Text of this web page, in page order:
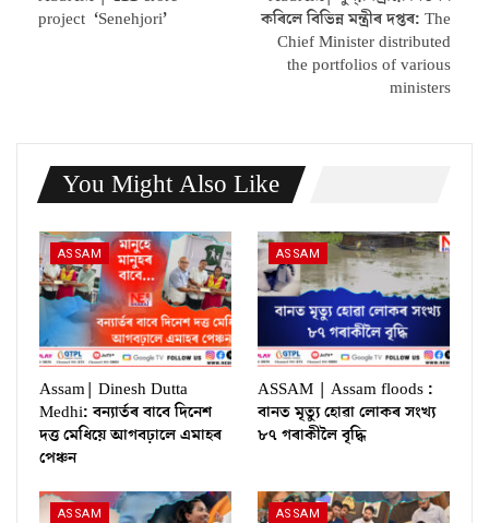
project ‘Senehjori’
কৰিলে বিভিন্ন মন্ত্ৰীৰ দপ্তৰ: The
Chief Minister distributed
the portfolios of various
ministers
You Might Also Like
ASSAM
Assam| Dinesh Dutta
Medhi: বন্যাৰ্তৰ বাবে দিনেশ
দত্ত মেধিয়ে আগবঢ়ালে এমাহৰ
পেঞ্চন
ASSAM
ASSAM | Assam floods :
বানত মৃত্যু হোৱা লোকৰ সংখ্য
৮৭ গৰাকীলৈ বৃদ্ধি
ASSAM ASSAM